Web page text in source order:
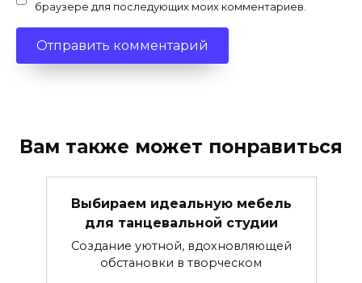
браузере для последующих моих комментариев.
Вам также может понравиться
Выбираем идеальную мебель
для танцевальной студии
Создание уютной, вдохновляющей
обстановки в творческом